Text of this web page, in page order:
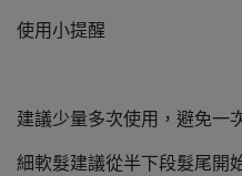
使用小提醒
建議少量多次使用，避免一
細軟髮建議從半下段髮尾開